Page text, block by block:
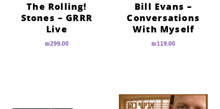
Bill Evans –
Conversations
With Myself
₪119.00
!The Rolling
Stones – GRRR
Live
₪299.00